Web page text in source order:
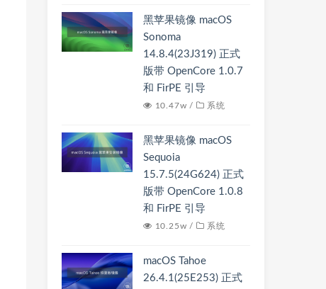
黑苹果镜像 macOS
Sonoma
14.8.4(23J319) 正式
版带 OpenCore 1.0.7
和 FirPE 引导
10.47w / 系统
黑苹果镜像 macOS
Sequoia
15.7.5(24G624) 正式
版带 OpenCore 1.0.8
和 FirPE 引导
10.25w / 系统
macOS Tahoe
26.4.1(25E253) 正式